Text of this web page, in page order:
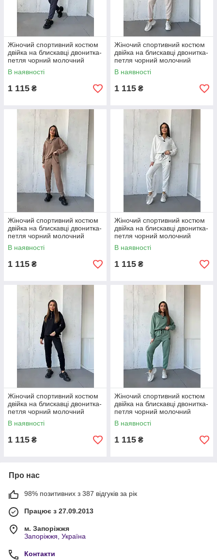
Жіночий спортивний костюм
двійка на блискавці двонитка-
петля чорний молочний
графіт капучино бежевий
оливковий S-XL 50-56
В наявності
1 115 ₴
Жіночий спортивний костюм
двійка на блискавці двонитка-
петля чорний молочний
графіт капучино бежевий
оливковий S-XL 50-56
В наявності
1 115 ₴
Жіночий спортивний костюм
двійка на блискавці двонитка-
петля чорний молочний
графіт капучино бежевий
оливковий S-XL 50-56
В наявності
1 115 ₴
Жіночий спортивний костюм
двійка на блискавці двонитка-
петля чорний молочний
графіт капучино бежевий
оливковий S-XL 50-56
В наявності
1 115 ₴
Жіночий спортивний костюм
двійка на блискавці двонитка-
петля чорний молочний
графіт капучино бежевий
оливковий S-XL 50-56
В наявності
1 115 ₴
Жіночий спортивний костюм
двійка на блискавці двонитка-
петля чорний молочний
графіт капучино бежевий
оливковий S-XL 50-56
В наявності
1 115 ₴
Про нас
98% позитивних з 387 відгуків за рік
Працює з 27.09.2013
м. Запоріжжя
Запоріжжя, Україна
Контакти